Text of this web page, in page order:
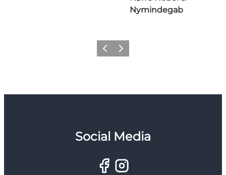
Nymindegab
ForrigeNæste
Social Media